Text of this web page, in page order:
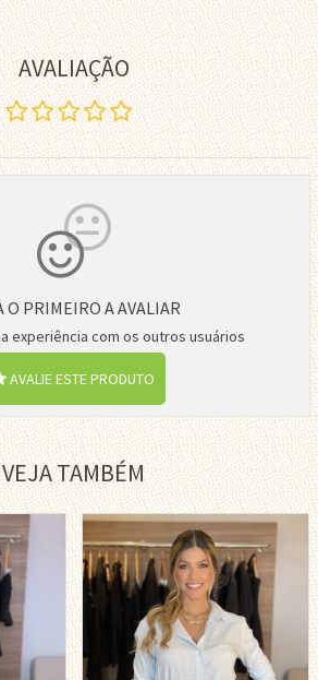
AVALIAÇÃO
O PRIMEIRO A AVALIAR
experiência com os outros usuários
AVALIE ESTE PRODUTO
VEJA TAMBÉM